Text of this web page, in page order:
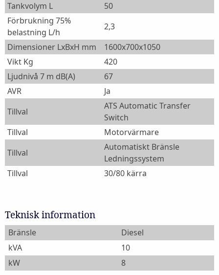
Tankvolym L
50
Förbrukning 75%
belastning L/h
2,3
Dimensioner LxBxH mm
1600x700x1050
Vikt Kg
420
Ljudnivå 7 m dB(A)
67
AVR
Ja
Tillval
ATS Automatic Transfer
Switch
Tillval
Motorvärmare
Tillval
Automatiskt Bränsle
Ledningssystem
Tillval
30/80 kärra
Teknisk information
Bränsle
Diesel
kVA
10
kW
8